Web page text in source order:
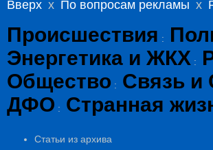
Вверх x По вопросам рекламы x
Происшествия :
Энергетика и ЖКХ :
Общество : Связь
ДФО : Странная
Статьи из архива